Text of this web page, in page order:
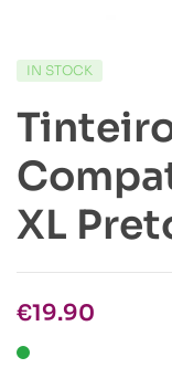
IN STOCK
XL
€19.90